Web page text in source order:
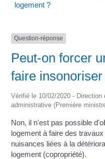
logement ?
Question-réponse
Peut-on forcer
faire
Vérifié le 10/02/2020 - Direction
administrative (Première
Non, il n'est pas possible
logement à faire des
nuisances liées à la
logement (copropriété).